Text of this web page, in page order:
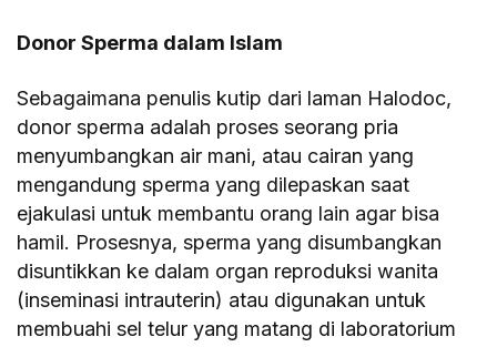
Donor Sperma dalam Islam
Sebagaimana penulis kutip dari laman Halodoc,
donor sperma adalah proses seorang pria
menyumbangkan air mani, atau cairan yang
mengandung sperma yang dilepaskan saat
ejakulasi untuk membantu orang lain agar bisa
hamil. Prosesnya, sperma yang disumbangkan
disuntikkan ke dalam organ reproduksi wanita
(inseminasi intrauterin) atau digunakan untuk
membuahi sel telur yang matang di laboratorium